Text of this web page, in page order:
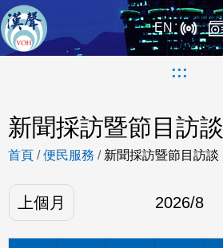
EN
:::
新聞採訪暨節目訪談
首頁 /便民服務 / 新聞採訪暨節目訪談
上個月 2026/8